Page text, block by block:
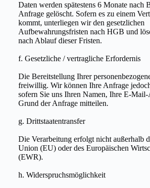
Daten werden spätestens 6 Monate nach
Anfrage gelöscht. Sofern es zu einem
kommt, unterliegen wir den gesetzlichen
Aufbewahrungsfristen nach HGB und
nach Ablauf dieser Fristen.
f. Gesetzliche / vertragliche Erfordernis
Die Bereitstellung Ihrer
freiwillig. Wir können Ihre Anfrage
sofern Sie uns Ihren Namen, Ihre E-Mail-
Grund der Anfrage mitteilen.
g. Drittstaatentransfer
Die Verarbeitung erfolgt nicht außerhalb
Union (EU) oder des Europäischen
(EWR).
h. Widerspruchsmöglichkeit